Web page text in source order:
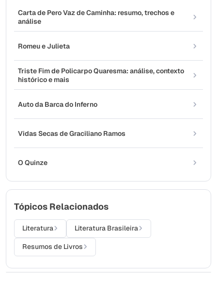
Carta de Pero Vaz de Caminha: resumo, trechos e
análise
Romeu e Julieta
Triste Fim de Policarpo Quaresma: análise, contexto
histórico e mais
Auto da Barca do Inferno
Vidas Secas de Graciliano Ramos
O Quinze
Tópicos Relacionados
Literatura Literatura Brasileira
Resumos de Livros